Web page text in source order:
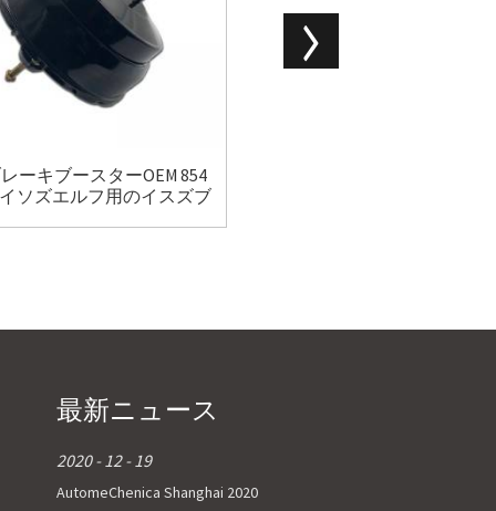
ーキブースターOEM 854
ソズエルフ用のイスズブ
最新ニュース
2020 - 12 - 19
AutomeChenica Shanghai 2020